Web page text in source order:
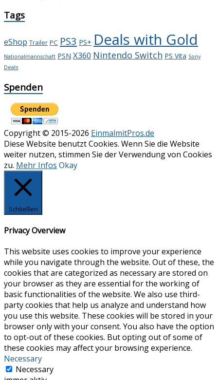
Tags
eShop Trailer PC PS3 PS+ Deals with Gold
Nationalmannschaft PSN X360 Nintendo Switch PS Vita Sony
Deals
Spenden
Copyright © 2015-2026 EinmalmitPros.de
Diese Website benutzt Cookies. Wenn Sie die Website
weiter nutzen, stimmen Sie der Verwendung von Cookies
zu. Mehr Infos Okay
Schließen
Privacy Overview
This website uses cookies to improve your experience
while you navigate through the website. Out of these, the
cookies that are categorized as necessary are stored on
your browser as they are essential for the working of
basic functionalities of the website. We also use third-
party cookies that help us analyze and understand how
you use this website. These cookies will be stored in your
browser only with your consent. You also have the option
to opt-out of these cookies. But opting out of some of
these cookies may affect your browsing experience.
Necessary
Necessary